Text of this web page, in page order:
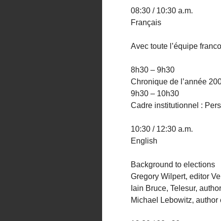
08:30 / 10:30 a.m.
Français
Avec toute l’équipe
8h30 – 9h30
Chronique de l’année
9h30 – 10h30
Cadre institutionnel :
10:30 / 12:30 a.m.
English
Background to elections
Gregory Wilpert, editor
Iain Bruce, Telesur,
Michael Lebowitz,